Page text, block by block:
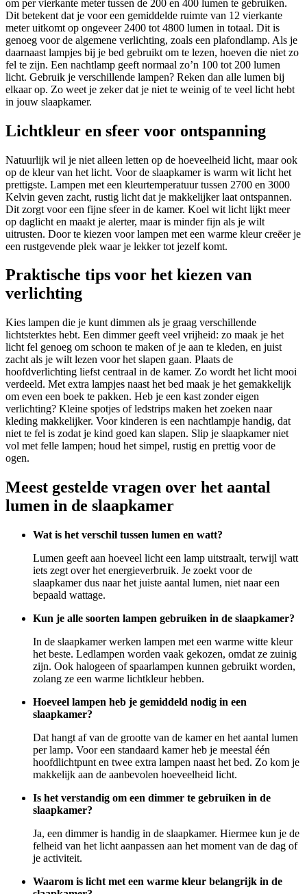
om per vierkante meter tussen de 200 en 400 lumen te gebruiken.
Dit betekent dat je voor een gemiddelde ruimte van 12 vierkante
meter uitkomt op ongeveer 2400 tot 4800 lumen in totaal. Dit is
genoeg voor de algemene verlichting, zoals een plafondlamp. Als je
daarnaast lampjes bij je bed gebruikt om te lezen, hoeven die niet zo
fel te zijn. Een nachtlamp geeft normaal zo’n 100 tot 200 lumen
licht. Gebruik je verschillende lampen? Reken dan alle lumen bij
elkaar op. Zo weet je zeker dat je niet te weinig of te veel licht hebt
in jouw slaapkamer.
Lichtkleur en sfeer voor ontspanning
Natuurlijk wil je niet alleen letten op de hoeveelheid licht, maar ook
op de kleur van het licht. Voor de slaapkamer is warm wit licht het
prettigste. Lampen met een kleurtemperatuur tussen 2700 en 3000
Kelvin geven zacht, rustig licht dat je makkelijker laat ontspannen.
Dit zorgt voor een fijne sfeer in de kamer. Koel wit licht lijkt meer
op daglicht en maakt je alerter, maar is minder fijn als je wilt
uitrusten. Door te kiezen voor lampen met een warme kleur creëer je
een rustgevende plek waar je lekker tot jezelf komt.
Praktische tips voor het kiezen van
verlichting
Kies lampen die je kunt dimmen als je graag verschillende
lichtsterktes hebt. Een dimmer geeft veel vrijheid: zo maak je het
licht fel genoeg om schoon te maken of je aan te kleden, en juist
zacht als je wilt lezen voor het slapen gaan. Plaats de
hoofdverlichting liefst centraal in de kamer. Zo wordt het licht mooi
verdeeld. Met extra lampjes naast het bed maak je het gemakkelijk
om even een boek te pakken. Heb je een kast zonder eigen
verlichting? Kleine spotjes of ledstrips maken het zoeken naar
kleding makkelijker. Voor kinderen is een nachtlampje handig, dat
niet te fel is zodat je kind goed kan slapen. Slip je slaapkamer niet
vol met felle lampen; houd het simpel, rustig en prettig voor de
ogen.
Meest gestelde vragen over het aantal
lumen in de slaapkamer
Wat is het verschil tussen lumen en watt?
Lumen geeft aan hoeveel licht een lamp uitstraalt, terwijl watt
iets zegt over het energieverbruik. Je zoekt voor de
slaapkamer dus naar het juiste aantal lumen, niet naar een
bepaald wattage.
Kun je alle soorten lampen gebruiken in de slaapkamer?
In de slaapkamer werken lampen met een warme witte kleur
het beste. Ledlampen worden vaak gekozen, omdat ze zuinig
zijn. Ook halogeen of spaarlampen kunnen gebruikt worden,
zolang ze een warme lichtkleur hebben.
Hoeveel lampen heb je gemiddeld nodig in een
slaapkamer?
Dat hangt af van de grootte van de kamer en het aantal lumen
per lamp. Voor een standaard kamer heb je meestal één
hoofdlichtpunt en twee extra lampen naast het bed. Zo kom je
makkelijk aan de aanbevolen hoeveelheid licht.
Is het verstandig om een dimmer te gebruiken in de
slaapkamer?
Ja, een dimmer is handig in de slaapkamer. Hiermee kun je de
felheid van het licht aanpassen aan het moment van de dag of
je activiteit.
Waarom is licht met een warme kleur belangrijk in de